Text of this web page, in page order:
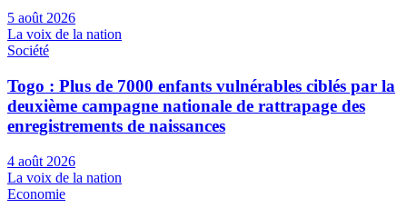
5 août 2026
La voix de la nation
Société
Togo : Plus de 7000 enfants vulnérables ciblés par la
deuxième campagne nationale de rattrapage des
enregistrements de naissances
4 août 2026
La voix de la nation
Economie